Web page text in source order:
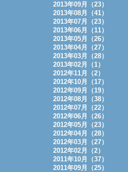
2013年09月（23）
2013年08月（41）
2013年07月（23）
2013年06月（11）
2013年05月（26）
2013年04月（27）
2013年03月（28）
2013年02月（1）
2012年11月（2）
2012年10月（17）
2012年09月（19）
2012年08月（38）
2012年07月（22）
2012年06月（26）
2012年05月（23）
2012年04月（28）
2012年03月（27）
2012年02月（2）
2011年10月（37）
2011年09月（25）